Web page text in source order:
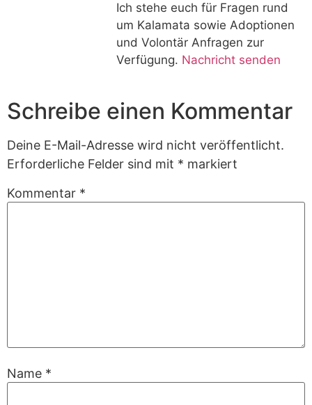
Ich stehe euch für Fragen rund
um Kalamata sowie Adoptionen
und Volontär Anfragen zur
Verfügung. Nachricht senden
Schreibe einen Kommentar
Deine E-Mail-Adresse wird nicht veröffentlicht.
Erforderliche Felder sind mit * markiert
Kommentar *
Name *